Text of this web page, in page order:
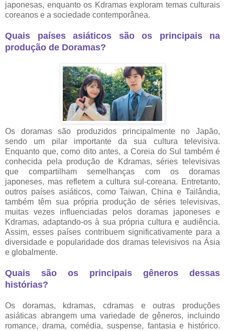
japonesas, enquanto os Kdramas exploram temas culturais
coreanos e a sociedade contemporânea.
Quais países asiáticos são os principais na
produção de Doramas?
Os doramas são produzidos principalmente no Japão,
sendo um pilar importante da sua cultura televisiva.
Enquanto que, como dito antes, a Coreia do Sul também é
conhecida pela produção de Kdramas, séries televisivas
que compartilham semelhanças com os doramas
japoneses, mas refletem a cultura sul-coreana. Entretanto,
outros países asiáticos, como Taiwan, China e Tailândia,
também têm sua própria produção de séries televisivas,
muitas vezes influenciadas pelos doramas japoneses e
Kdramas, adaptando-os à sua própria cultura e audiência.
Assim, esses países contribuem significativamente para a
diversidade e popularidade dos dramas televisivos na Ásia
e globalmente.
Quais são os principais gêneros dessas
histórias?
Os doramas, kdramas, cdramas e outras produções
asiáticas abrangem uma variedade de gêneros, incluindo
romance, drama, comédia, suspense, fantasia e histórico.